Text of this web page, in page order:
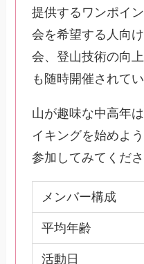
提供するワンポイ
会を希望する人向
会、登山技術の向
も随時開催されてい
山が趣味な中高年
イキングを始めよ
参加してみてくださ
メンバー構成
平均年齢
活動日